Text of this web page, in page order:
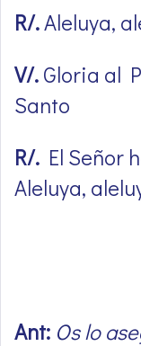
R/.Aleluya,
V/.Gloria al
Santo
R/. El Señor
Aleluya,
Ant: Os lo